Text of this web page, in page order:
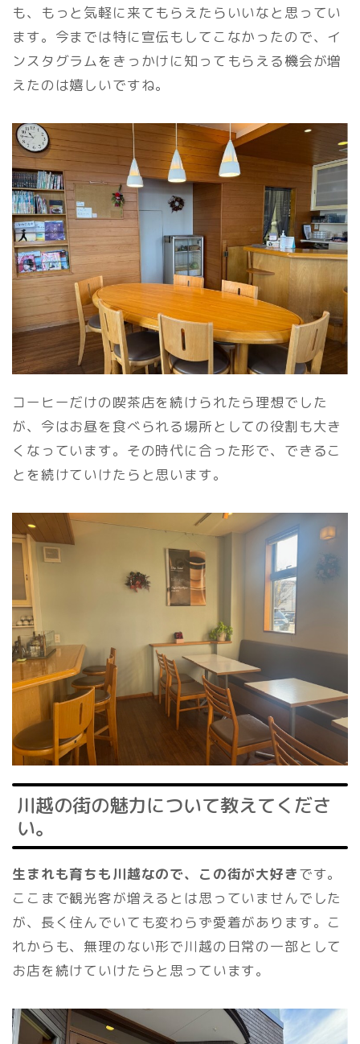
も、もっと気軽に来てもらえたらいいなと思ってい
ます。今までは特に宣伝もしてこなかったので、イ
ンスタグラムをきっかけに知ってもらえる機会が増
えたのは嬉しいですね。
コーヒーだけの喫茶店を続けられたら理想でした
が、今はお昼を食べられる場所としての役割も大き
くなっています。その時代に合った形で、できるこ
とを続けていけたらと思います。
川越の街の魅力について教えてくださ
い。
生まれも育ちも川越なので、この街が大好きです。
ここまで観光客が増えるとは思っていませんでした
が、長く住んでいても変わらず愛着があります。こ
れからも、無理のない形で川越の日常の一部として
お店を続けていけたらと思っています。